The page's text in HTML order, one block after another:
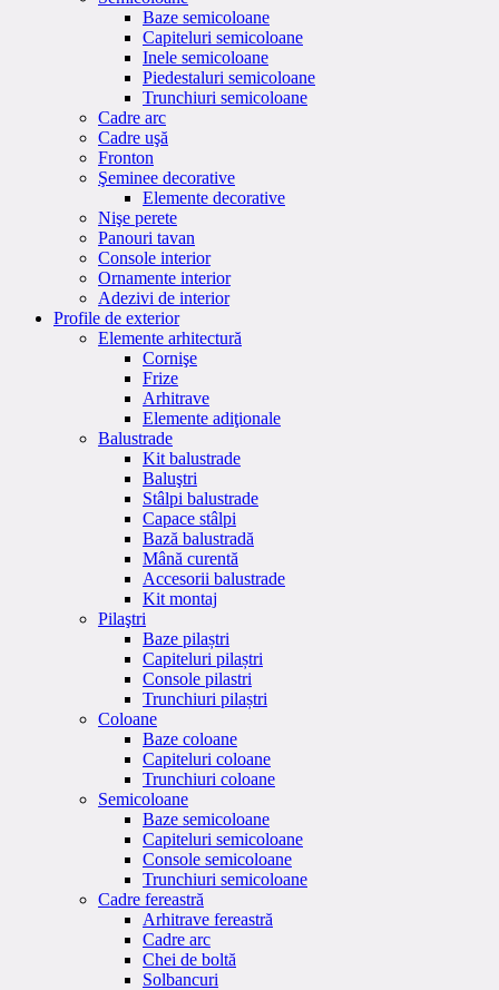
Baze semicoloane
Capiteluri semicoloane
Inele semicoloane
Piedestaluri semicoloane
Trunchiuri semicoloane
Cadre arc
Cadre uşă
Fronton
Şeminee decorative
Elemente decorative
Nişe perete
Panouri tavan
Console interior
Ornamente interior
Adezivi de interior
Profile de exterior
Elemente arhitectură
Cornişe
Frize
Arhitrave
Elemente adiţionale
Balustrade
Kit balustrade
Baluştri
Stâlpi balustrade
Capace stâlpi
Bază balustradă
Mână curentă
Accesorii balustrade
Kit montaj
Pilaştri
Baze pilaștri
Capiteluri pilaștri
Console pilastri
Trunchiuri pilaștri
Coloane
Baze coloane
Capiteluri coloane
Trunchiuri coloane
Semicoloane
Baze semicoloane
Capiteluri semicoloane
Console semicoloane
Trunchiuri semicoloane
Cadre fereastră
Arhitrave fereastră
Cadre arc
Chei de boltă
Solbancuri